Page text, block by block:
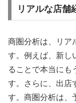
リアルな店舗
商圏分析は、リア
す。例えば、新し
ることで本当にも
す。さらに、出店
す。商圏分析は、